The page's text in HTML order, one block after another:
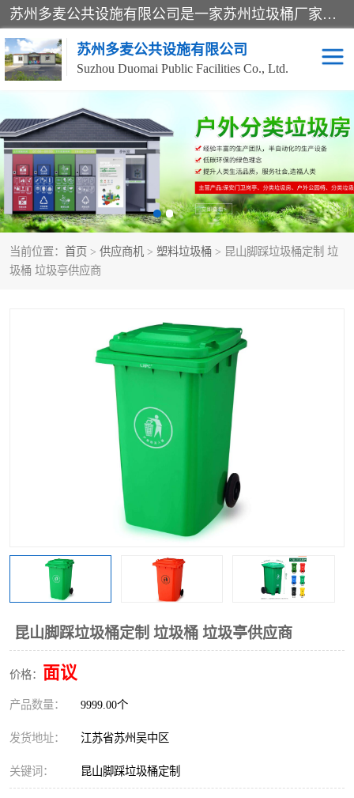
苏州多麦公共设施有限公司是一家苏州垃圾桶厂家，主营：塑料垃圾桶、分类果皮箱、户外园林椅、保安岗亭等产品厂家。全国统一热线电话：17105580222。公司组建完善的团队。设计人员，能根据客户要求，提供适合的设计方案，来满足客户的需求。
苏州多麦公共设施有限公司
Suzhou Duomai Public Facilities Co., Ltd.
当前位置： 首页 > 供应商机 > 塑料垃圾桶 > 昆山脚踩垃圾桶定制 垃
圾桶 垃圾亭供应商
昆山脚踩垃圾桶定制 垃圾桶 垃圾亭供应商
价格： 面议
产品数量： 9999.00个
发货地址： 江苏省苏州吴中区
关键词： 昆山脚踩垃圾桶定制
办公室脚踩垃圾桶 保安岗亭
分类果皮箱 公园椅
垃圾分类房 塑料垃圾桶
防疫岗亭 吸烟岗亭